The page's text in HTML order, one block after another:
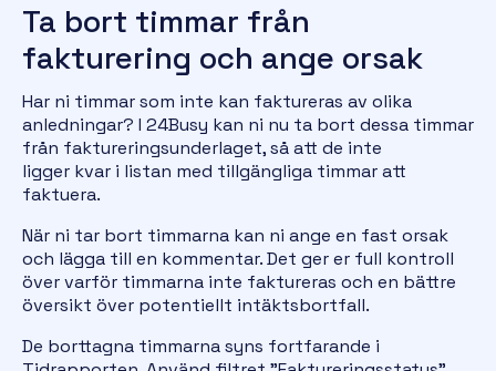
Ta bort timmar från
fakturering och ange orsak
Har ni timmar som inte kan faktureras av olika
anledningar? I 24Busy kan ni nu ta bort dessa timmar
från faktureringsunderlaget, så att de inte
ligger kvar i listan med tillgängliga timmar att
faktuera.
När ni tar bort timmarna kan ni ange en fast orsak
och lägga till en kommentar. Det ger er full kontroll
över varför timmarna inte faktureras och en bättre
översikt över potentiellt intäktsbortfall.
De borttagna timmarna syns fortfarande i